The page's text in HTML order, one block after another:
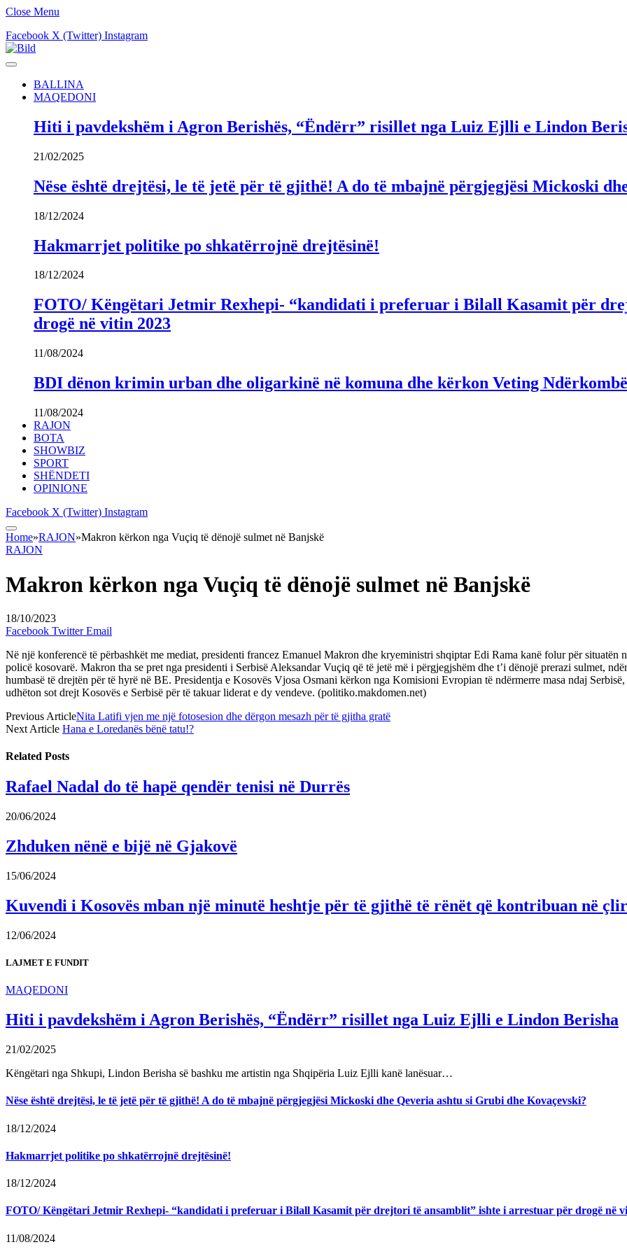
Close Menu
Facebook X (Twitter) Instagram
BALLINA
MAQEDONI
Hiti i pavdekshëm i Agron Berishës, “Ëndërr” risillet nga Luiz Ejlli e Lindon
21/02/2025
Nëse është drejtësi, le të jetë për të gjithë! A do të mbajnë përgjegjësi Mickoski
18/12/2024
Hakmarrjet politike po shkatërrojnë drejtësinë!
18/12/2024
FOTO/ Këngëtari Jetmir Rexhepi- “kandidati i preferuar i Bilall Kasamit për
drogë në vitin 2023
11/08/2024
BDI dënon krimin urban dhe oligarkinë në komuna dhe kërkon Veting
11/08/2024
RAJON
BOTA
SHOWBIZ
SPORT
SHËNDETI
OPINIONE
Facebook X (Twitter) Instagram
Home»RAJON»Makron kërkon nga Vuçiq të dënojë sulmet në Banjskë
RAJON
Makron kërkon nga Vuçiq të dënojë sulmet në Banjskë
18/10/2023
Facebook Twitter Email
Në një konferencë të përbashkët me mediat, presidenti francez Emanuel Makron dhe kryeministri shqiptar Edi Rama kanë folur për situatën
policë kosovarë. Makron tha se pret nga presidenti i Serbisë Aleksandar Vuçiq që të jetë më i përgjegjshëm dhe t’i dënojë prerazi sulmet,
humbasë të drejtën për të hyrë në BE. Presidentja e Kosovës Vjosa Osmani kërkon nga Komisioni Evropian të ndërmerre masa ndaj
udhëton sot drejt Kosovës e Serbisë për të takuar liderat e dy vendeve. (politiko.makdomen.net)
Previous ArticleNita Latifi vjen me një fotosesion dhe dërgon mesazh për të gjitha gratë
Next Article Hana e Loredanës bënë tatu!?
Related Posts
Rafael Nadal do të hapë qendër tenisi në Durrës
20/06/2024
Zhduken nënë e bijë në Gjakovë
15/06/2024
Kuvendi i Kosovës mban një minutë heshtje për të gjithë të rënët që kontribuan në
12/06/2024
LAJMET E FUNDIT
MAQEDONI
Hiti i pavdekshëm i Agron Berishës, “Ëndërr” risillet nga Luiz Ejlli e Lindon Berisha
21/02/2025
Këngëtari nga Shkupi, Lindon Berisha së bashku me artistin nga Shqipëria Luiz Ejlli kanë lanësuar…
Nëse është drejtësi, le të jetë për të gjithë! A do të mbajnë përgjegjësi Mickoski dhe Qeveria ashtu si Grubi dhe Kovaçevski?
18/12/2024
Hakmarrjet politike po shkatërrojnë drejtësinë!
18/12/2024
FOTO/ Këngëtari Jetmir Rexhepi- “kandidati i preferuar i Bilall Kasamit për drejtori të ansamblit” ishte i arrestuar për drogë në
11/08/2024